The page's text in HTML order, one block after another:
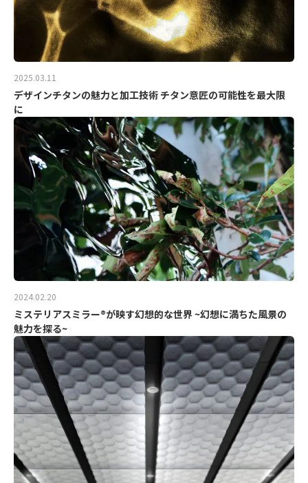
2025.03.11
デザインチタンの魅力と加工技術 チタン意匠の可能性を最大限
に
2024.02.20
ミステリアスミラー®が映す幻想的な世界 ~幻想に満ちた風景の
魅力を探る~